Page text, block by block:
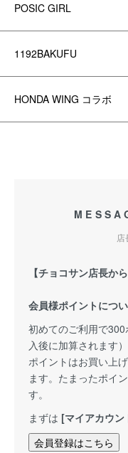
POSIC GIRL
1192BAKUFU
HONDA WING コラボ
【チョコサン店長か
会員様ポイントにつ
初めてのご利用で
入後に加算されます）
ポイントはお買い上
ます。たまったポイ
す。
まずは [マイアカウン
会員登録はこちら